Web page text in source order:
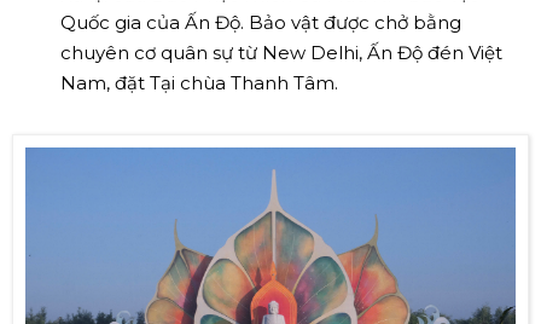
Quốc gia của Ấn Độ. Bảo vật được chở bằng
chuyên cơ quân sự từ New Delhi, Ấn Độ đén Việt
Nam, đặt Tại chùa Thanh Tâm.